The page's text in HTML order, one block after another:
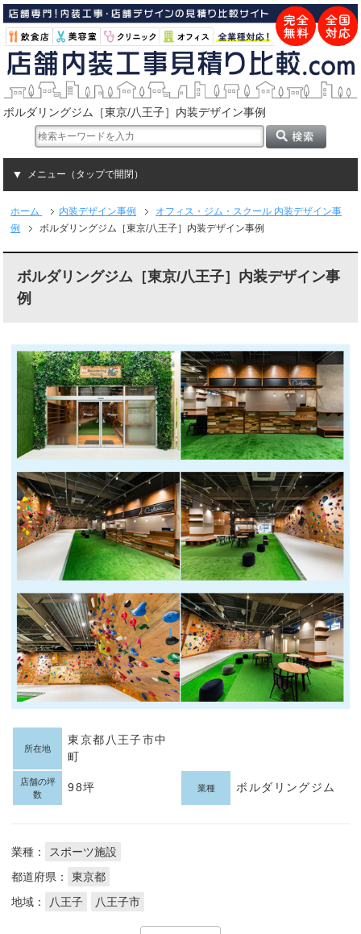
ボルダリングジム［東京/八王子］内装デザイン事例
メニュー（タップで開閉）
ホーム 内装デザイン事例
オフィス・ジム・スクール 内装デザイン事
例
ボルダリングジム［東京/八王子］内装デザイン事例
ボルダリングジム［東京/八王子］内装デザイン事
例
所在地
東京都八王子市中
町
店舗の坪
数
98坪 業種 ボルダリングジム
業種：
スポーツ施設
都道府県：
東京都
地域：
八王子 八王子市